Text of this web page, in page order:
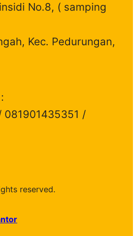
No.8, ( samping
Kec. Pedurungan,
/
reserved.